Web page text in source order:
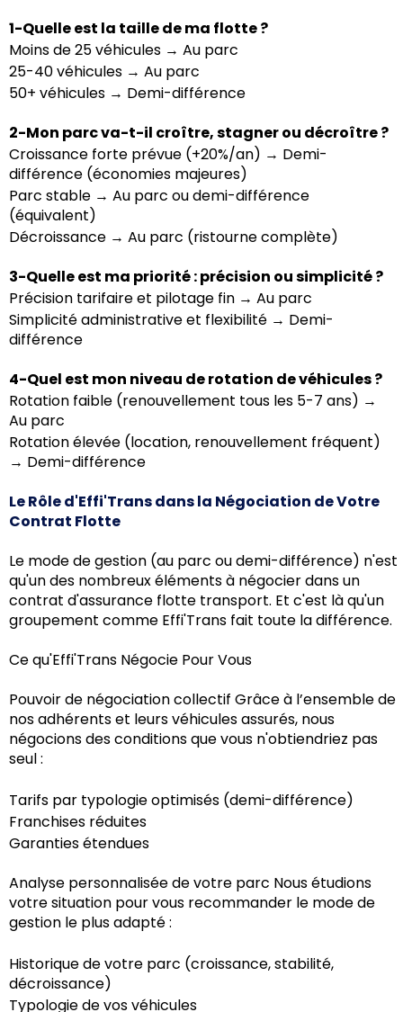
1-Quelle est la taille de ma flotte ?
Moins de 25 véhicules → Au parc
25-40 véhicules → Au parc
50+ véhicules → Demi-différence
2-Mon parc va-t-il croître, stagner ou décroître ?
Croissance forte prévue (+20%/an) → Demi-
différence (économies majeures)
Parc stable → Au parc ou demi-différence
(équivalent)
Décroissance → Au parc (ristourne complète)
3-Quelle est ma priorité : précision ou simplicité ?
Précision tarifaire et pilotage fin → Au parc
Simplicité administrative et flexibilité → Demi-
différence
4-Quel est mon niveau de rotation de véhicules ?
Rotation faible (renouvellement tous les 5-7 ans) →
Au parc
Rotation élevée (location, renouvellement fréquent)
→ Demi-différence
Le Rôle d'Effi'Trans dans la Négociation de Votre
Contrat Flotte
Le mode de gestion (au parc ou demi-différence) n'est
qu'un des nombreux éléments à négocier dans un
contrat d'assurance flotte transport. Et c'est là qu'un
groupement comme Effi'Trans fait toute la différence.
Ce qu'Effi'Trans Négocie Pour Vous
Pouvoir de négociation collectif Grâce à l’ensemble de
nos adhérents et leurs véhicules assurés, nous
négocions des conditions que vous n'obtiendriez pas
seul :
Tarifs par typologie optimisés (demi-différence)
Franchises réduites
Garanties étendues
Analyse personnalisée de votre parc Nous étudions
votre situation pour vous recommander le mode de
gestion le plus adapté :
Historique de votre parc (croissance, stabilité,
décroissance)
Typologie de vos véhicules